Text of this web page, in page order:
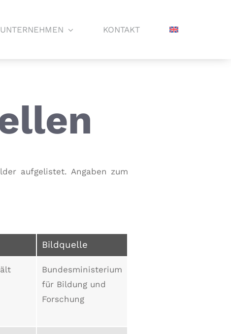
UNTERNEHMEN KONTAKT
aufgelistet. Angaben zum
Bildquelle
Bundesministerium
für Bildung und
Forschung